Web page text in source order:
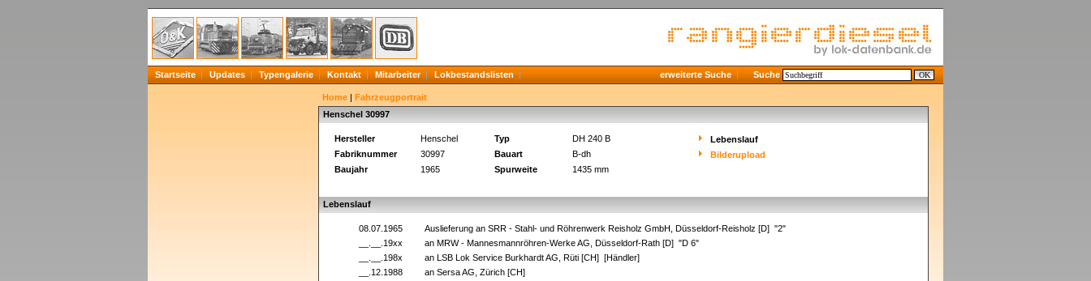
Startseite Updates Typengalerie Kontakt Mitarbeiter Lokbestandslisten erweiterte Suche Suche
Home | Fahrzeugportrait
Henschel 30997
Hersteller Henschel Typ DH 240 B
Lebenslauf
Fabriknummer
30997 Bauart B-dh
Bilderupload
Baujahr
1965 Spurweite 1435 mm
Lebenslauf
08.07.1965
Auslieferung an SRR - Stahl- und Röhrenwerk Reisholz GmbH, Düsseldorf-Reisholz [D] "2"
__.__.19xx
an MRW - Mannesmannröhren-Werke AG, Düsseldorf-Rath [D] "D 6"
__.__.198x
an LSB Lok Service Burkhardt AG, Rüti [CH] [Händler]
__.12.1988
an Sersa AG, Zürich [CH]